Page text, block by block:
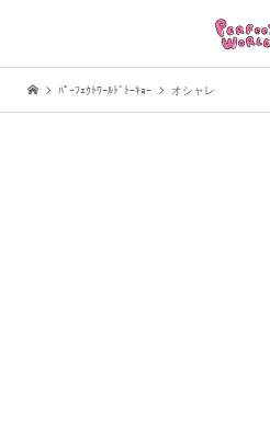
ﾊﾟｰﾌｪｸﾄﾜｰﾙﾄﾞﾄｰｷｮｰ オシャレ